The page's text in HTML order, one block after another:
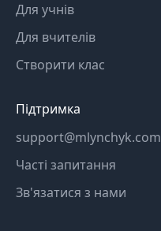
Для учнів
Для вчителів
Створити клас
Підтримка
support@mlynchyk.com
Часті запитання
Зв'язатися з нами